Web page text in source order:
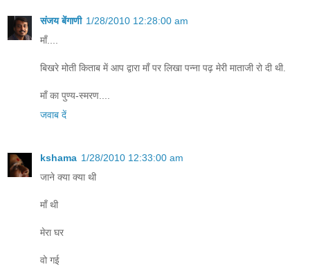
संजय बेंगाणी 1/28/2010 12:28:00 am
माँ....
बिखरे मोती किताब में आप द्वारा माँ पर लिखा पन्ना पढ़ मेरी माताजी रो दी थी.
माँ का पुण्य-स्मरण....
जवाब दें
kshama 1/28/2010 12:33:00 am
जाने क्या क्या थी
माँ थी
मेरा घर
वो गई